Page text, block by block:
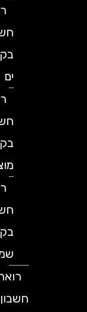
רואה
חשבון
בקריית
רואה
חשבון
בקריית
מוצקין
רואה
חשבון
בקריית
שמונה
רואה
חשבון